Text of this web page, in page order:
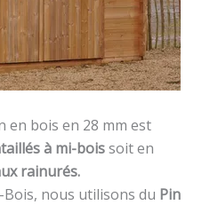
en bois en 28 mm est
à mi-boissoit en
rainurés.
nous utilisons du Pin